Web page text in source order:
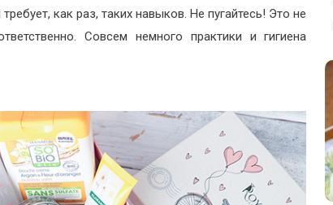
как раз, таких навыков. Не пугайтесь! Это не
Совсем немного практики и гигиена